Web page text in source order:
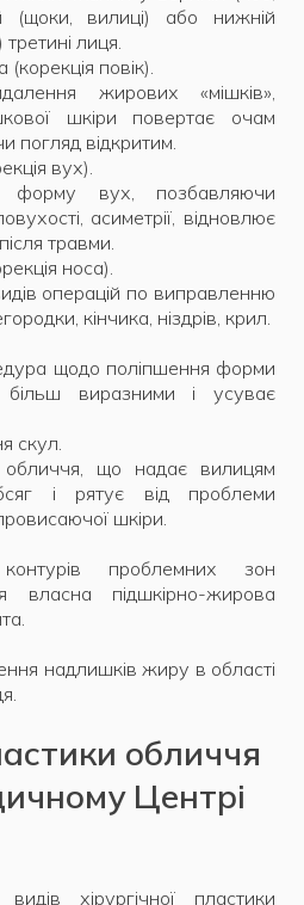
(щоки, вилиці) або нижній
третині лиця.
повік).
жирових «мішків»,
шкіри повертає очам
погляд відкритим.
вух).
форму вух, позбавляючи
асиметрії, відновлює
травми.
носа).
операцій по виправленню
кінчика, ніздрів, крил.
щодо поліпшення форми
виразними і усуває
скул.
обличчя, що надає вилицям
і рятує від проблеми
шкіри.
проблемних зон
власна підшкірно-жирова
надлишків жиру в області
обличчя
Центрі
хірургічної пластики